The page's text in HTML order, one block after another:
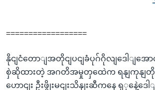
==================
နိုငျငံတောျအတိုငျပငျခံပုဂ်ဂိုလျဒေါျအေ
စှဲဆိုထားတဲ့ အဂတိအမှုတှထေဲက ရနျကုနျတိုငျ
ဟောငျး ဦးဖွိုးမငျးသိနျးဆီကနေ ရှှနေဲ့ဒ